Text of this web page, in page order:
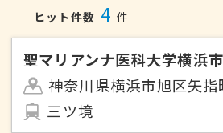
ヒット件数 4 件
聖マリアンナ医科大学横浜
神奈川県横浜市旭区矢
三ツ境